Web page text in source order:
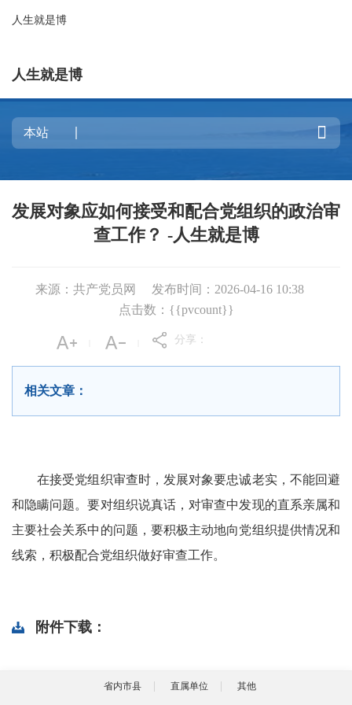
人生就是博
人生就是博

发展对象应如何接受和配合党组织的政治审
查工作？ -人生就是博
来源：共产党员网
发布时间：2026-04-16 10:38
点击数：{{pvcount}}
分享：
相关文章：
在接受党组织审查时，发展对象要忠诚老实，不能回避
和隐瞒问题。要对组织说真话，对审查中发现的直系亲属和
主要社会关系中的问题，要积极主动地向党组织提供情况和
线索，积极配合党组织做好审查工作。
附件下载：
省内市县 直属单位 其他